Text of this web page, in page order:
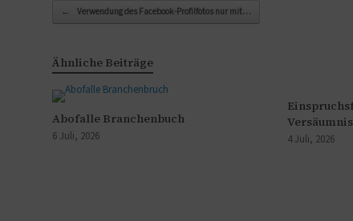
Beitragsnavigation
← Verwendung des Facebook-Profilfotos nur mit…
Ähnliche Beiträge
Abofalle Branchenbuch
6 Juli, 2026 4 Juli, 2026